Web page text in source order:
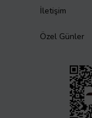
İletişim
Özel Günler